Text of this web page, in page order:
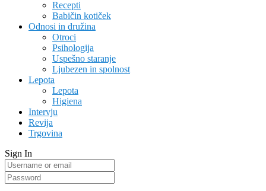
Recepti
Babičin kotiček
Odnosi in družina
Otroci
Psihologija
Uspešno staranje
Ljubezen in spolnost
Lepota
Lepota
Higiena
Intervju
Revija
Trgovina
Sign In